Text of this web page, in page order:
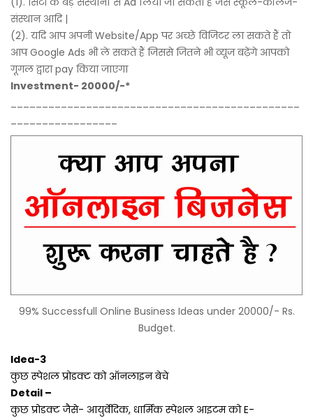
संस्थान आदि |
(2). यदि आप अपनी Website/App पर अच्छे विजिटर ला सकते हैं तो
आप Google Ads भी ले सकते हैं जिससे जितने भी व्यूज बढ़ेंगे आपको
गूगल द्वारा pay किया जाएगा
Investment- 20000/-*
99% Successfull Online Business Ideas under 20000/- Rs.
Budget.
Idea-3
कुछ स्पेशल प्रोडक्ट को ऑनलाइन बेचे
Detail –
कुछ प्रोडक्ट जैसे- आयुर्वेदिक, धार्मिक स्पेशल आइटम को E-